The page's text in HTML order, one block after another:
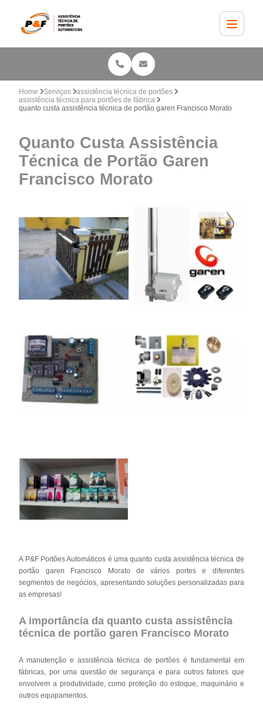
Home Serviços
assistência técnica de portões
assistência técnica para portões de fábrica
quanto custa assistência técnica de portão garen Francisco Morato
Quanto Custa Assistência
Técnica de Portão Garen
Francisco Morato
A P&F Portões Automáticos é uma quanto custa assistência técnica de
portão garen Francisco Morato de vários portes e diferentes
segmentos de negócios, apresentando soluções personalizadas para
as empresas!
A importância da quanto custa assistência
técnica de portão garen Francisco Morato
A manutenção e assistência técnica de portões é fundamental em
fábricas, por uma questão de segurança e para outros fatores que
envolvem a produtividade, como proteção do estoque, maquinário e
outros equipamentos.